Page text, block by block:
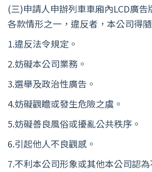
(三)申請人申辦列車車廂內LCD廣告
各款情形之一，違反者，本公司得
1.違反法令規定。
2.妨礙本公司業務。
3.選舉及政治性廣告。
4.妨礙觀瞻或發生危險之虞。
5.妨礙善良風俗或擾亂公共秩序。
6.引起他人不良觀感。
7.不利本公司形象或其他本公司認為